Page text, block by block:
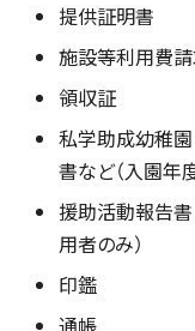
提供証明書
施設等利用費
領収証
私学助成幼稚園
書など（入園年
援助活動報告書
用者のみ）
印鑑
通帳